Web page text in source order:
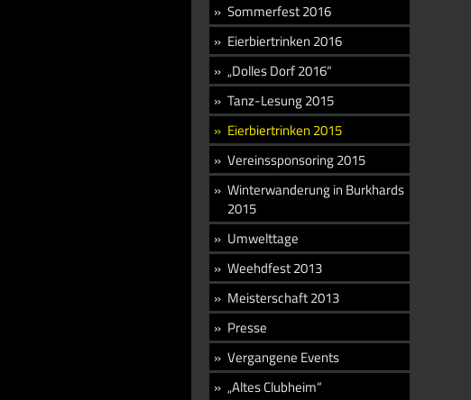
Sommerfest 2016
Eierbiertrinken 2016
„Dolles Dorf 2016“
Tanz-Lesung 2015
Eierbiertrinken 2015
Vereinssponsoring 2015
Winterwanderung in Burkhards
2015
Umwelttage
Weehdfest 2013
Meisterschaft 2013
Presse
Vergangene Events
„Altes Clubheim“